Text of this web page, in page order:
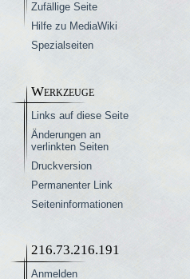
Zufällige Seite
Hilfe zu MediaWiki
Spezialseiten
Werkzeuge
Links auf diese Seite
Änderungen an
verlinkten Seiten
Druckversion
Permanenter Link
Seiten­­informationen
216.73.216.191
Anmelden